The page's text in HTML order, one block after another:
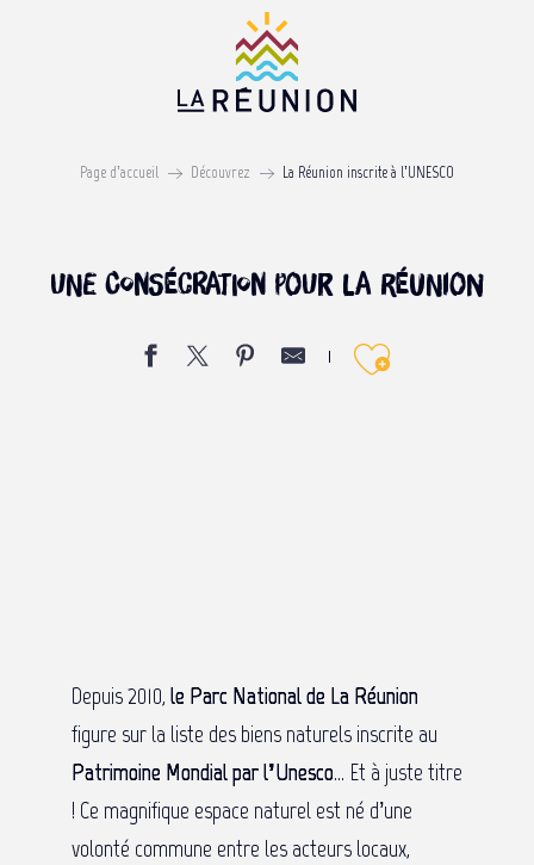
La Réunion inscrite à l’UNESCO
Page d’accueil Découvrez La Réunion inscrite à l’UNESCO
Une consécration pour La Réunion
Depuis 2010, le Parc National de La Réunion
figure sur la liste des biens naturels inscrite au
Patrimoine Mondial par l’Unesco… Et à juste titre
! Ce magnifique espace naturel est né d’une
volonté commune entre les acteurs locaux,